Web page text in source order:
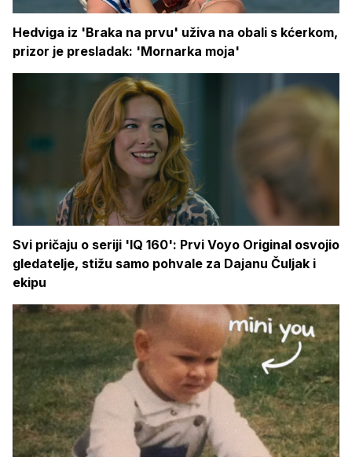
Hedviga iz 'Braka na prvu' uživa na obali s kćerkom,
prizor je presladak: 'Mornarka moja'
Svi pričaju o seriji 'IQ 160': Prvi Voyo Original osvojio
gledatelje, stižu samo pohvale za Dajanu Čuljak i
ekipu